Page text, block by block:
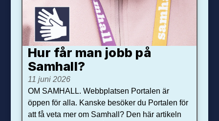
Hur får man jobb på
Samhall?
11 juni 2026
OM SAMHALL. Webbplatsen Portalen är
öppen för alla. Kanske besöker du Portalen för
att få veta mer om Samhall? Den här artikeln